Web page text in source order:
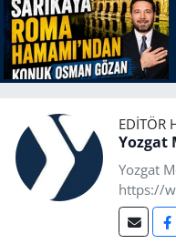
EDITÖR
Yozgat
Yozgat
https://